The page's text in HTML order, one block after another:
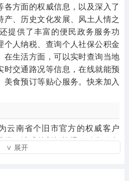
方面的权威信息，以及深入了
、历史文化发展、风土人情之
提供了丰富的便民政务服务功
人纳税、查询个人社保公积金
在生活方面，可以实时查询当地
时交通路况等信息，在线就能预
食预订等贴心服务。快来加入
南省个旧市官方的权威客户
供一站式的新闻资讯、政务服务
不仅是个旧人自己的平台，更
∨ 展开